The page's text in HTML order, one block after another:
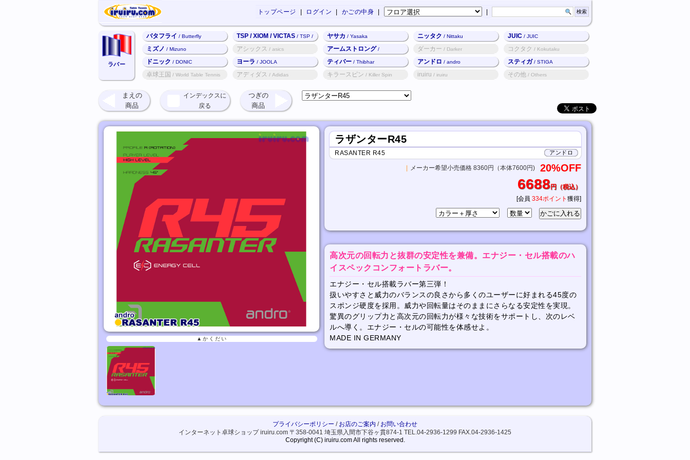
かごの中身
ログイン
トップページ
ラバー
バタフライ/ Butterfly TSP / XIOM / VICTAS/ TSP /
XIOM / VICTAS
ヤサカ/ Yasaka ニッタク/ Nittaku JUIC/ JUIC
ミズノ/ Mizuno アシックス/ asics アームストロング/
Armstrong
ダーカー/ Darker コクタク/ Kokutaku
ドニック/ DONIC ヨーラ/ JOOLA ティバー/ Thibhar アンドロ/ andro スティガ/ STIGA
卓球王国/ World Table Tennis アディダス/ Adidas キラースピン/ Killer Spin iruiru/ iruiru その他/ Others
まえの
商品
インデックスに
戻る
つぎの
商品
▲かくだい
ラザンターR45
アンドロ
RASANTER R45
メーカー希望小売価格 8360円（本体7600円) 20%OFF
6688円（税込）
[会員 334ポイント 獲得]
高次元の回転力と抜群の安定性を兼備。エナジー・セル搭載のハ
イスペックコンフォートラバー。
エナジー・セル搭載ラバー第三弾！
扱いやすさと威力のバランスの良さから多くのユーザーに好まれる45度の
スポンジ硬度を採用。威力や回転量はそのままにさらなる安定性を実現。
驚異のグリップ力と高次元の回転力が様々な技術をサポートし、次のレベ
ルへ導く。エナジー・セルの可能性を体感せよ。
MADE IN GERMANY
プライバシーポリシー/お店のご案内/お問い合わせ
インターネット卓球ショップ iruiru.com〒358-0041 埼玉県入間市下谷ヶ貫874-1TEL.04-2936-1299 FAX.04-2936-1425
Copyright (C) iruiru.com All rights reserved.